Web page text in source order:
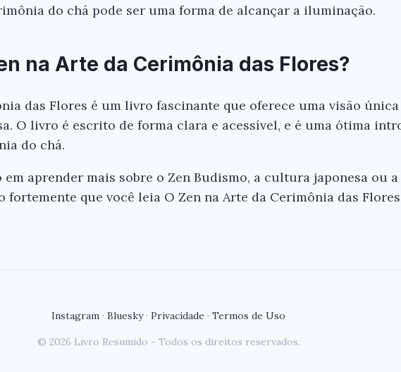
do chá pode ser uma forma de alcançar a iluminação.
na Arte da Cerimônia das Flores?
das Flores é um livro fascinante que oferece uma visão
O livro é escrito de forma clara e acessível, e é uma ótima
do chá.
em aprender mais sobre o Zen Budismo, a cultura japonesa ou
fortemente que você leia O Zen na Arte da Cerimônia das
Instagram · Bluesky· Privacidade · Termos de Uso
© 2026 Livro Resumido - Todos os direitos reservados.